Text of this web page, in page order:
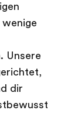
Unsere
dir